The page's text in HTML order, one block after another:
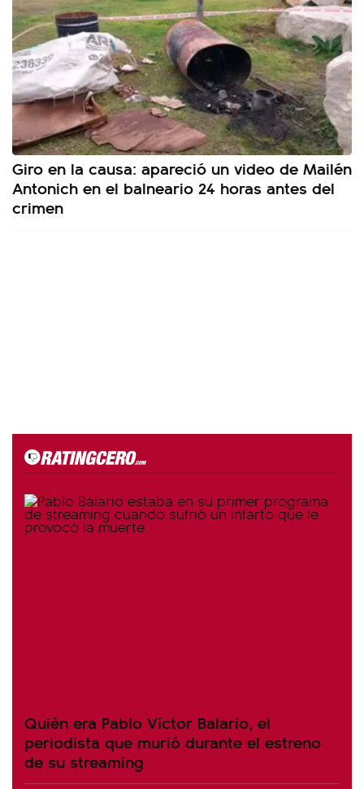
Giro en la causa: apareció un video de Mailén
Antonich en el balneario 24 horas antes del
crimen
Quién era Pablo Víctor Balario, el
periodista que murió durante el estreno
de su streaming